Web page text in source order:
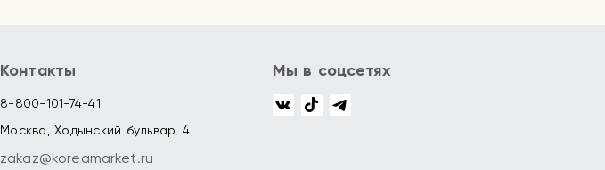
Контакты
8-800-101-74-41
Москва, Ходынский бульвар, 4
zakaz@koreamarket.ru
Мы в соцсетях